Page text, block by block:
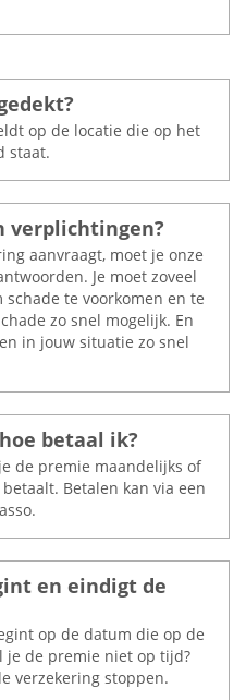
op de locatie die op het
staat.
verplichtingen?
aanvraagt, moet je onze
Je moet zoveel
schade te voorkomen en te
zo snel mogelijk. En
in jouw situatie zo snel
betaal ik?
de premie maandelijks of
Betalen kan via een
en eindigt de
op de datum die op de
je de premie niet op tijd?
verzekering stoppen.